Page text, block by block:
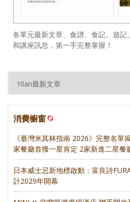
各單元最新文章、食譜、食記、遊
和講座訊息，第一手完整掌握！
消費櫥窗
《臺灣米其林指南 2026》完整名單
家餐廳首獲一星肯定 2家新進二星餐
日本威士忌新地標啟動：富良詩
計2029年開幕